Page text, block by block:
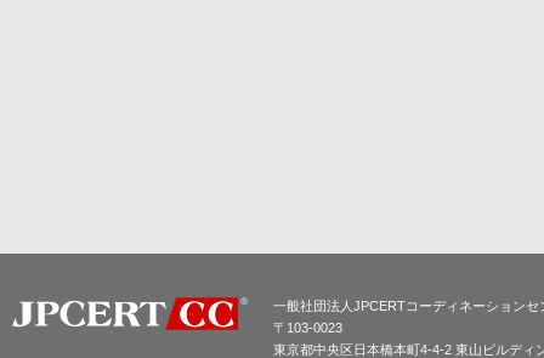
一般社団法人JPCERTコーディネーションセ
〒103-0023
東京都中央区日本橋本町4-4-2 東山ビルディ